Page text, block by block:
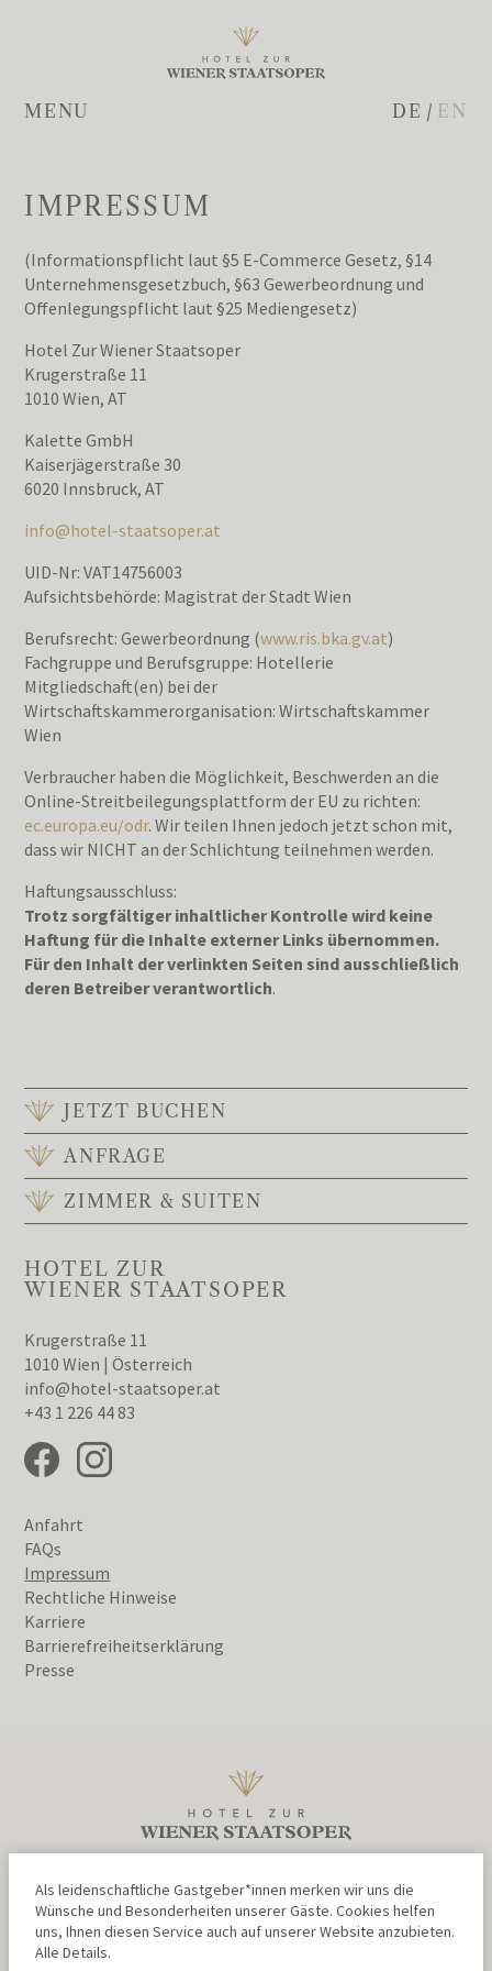
MENU DE / EN
IMPRESSUM
(Informationspflicht laut §5 E-Commerce Gesetz, §14
Unternehmensgesetzbuch, §63 Gewerbeordnung und
Offenlegungspflicht laut §25 Mediengesetz)
Hotel Zur Wiener Staatsoper
Krugerstraße 11
1010 Wien, AT
Kalette GmbH
Kaiserjägerstraße 30
6020 Innsbruck, AT
info@hotel-staatsoper.at
UID-Nr: VAT14756003
Aufsichtsbehörde: Magistrat der Stadt Wien
Berufsrecht: Gewerbeordnung (www.ris.bka.gv.at)
Fachgruppe und Berufsgruppe: Hotellerie
Mitgliedschaft(en) bei der
Wirtschaftskammerorganisation: Wirtschaftskammer
Wien
Verbraucher haben die Möglichkeit, Beschwerden an die
Online-Streitbeilegungsplattform der EU zu richten:
ec.europa.eu/odr. Wir teilen Ihnen jedoch jetzt schon mit,
dass wir NICHT an der Schlichtung teilnehmen werden.
Haftungsausschluss:
Trotz sorgfältiger inhaltlicher Kontrolle wird keine
Haftung für die Inhalte externer Links übernommen.
Für den Inhalt der verlinkten Seiten sind ausschließlich
deren Betreiber verantwortlich.
Als leidenschaftliche Gastgeber*innen merken wir uns die
Wünsche und Besonderheiten unserer Gäste. Cookies helfen
uns, Ihnen diesen Service auch auf unserer Website anzubieten.
Alle Details.
JETZT BUCHEN
ANFRAGE
ZIMMER & SUITEN
HOTEL ZUR
WIENER STAATSOPER
Krugerstraße 11
1010 Wien | Österreich
info@hotel-staatsoper.at
+43 1 226 44 83
Anfahrt
FAQs
Impressum
Rechtliche Hinweise
Karriere
Barrierefreiheitserklärung
Presse